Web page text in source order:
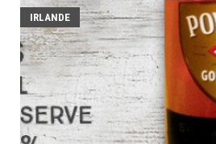
IRLANDE